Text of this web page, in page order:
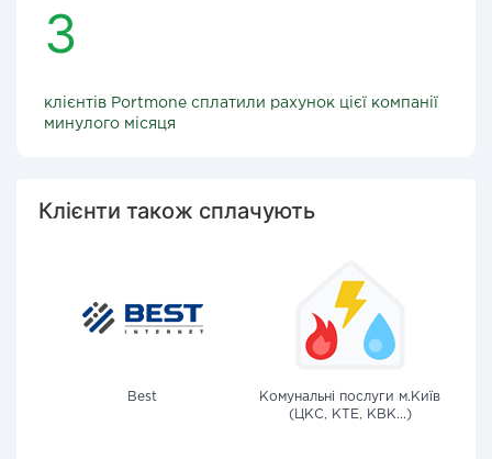
3
клієнтів Portmone сплатили рахунок цієї компанії
минулого місяця
Клієнти також сплачують
Best
Комунальні послуги м.Київ
(ЦКС, КТЕ, КВК...)